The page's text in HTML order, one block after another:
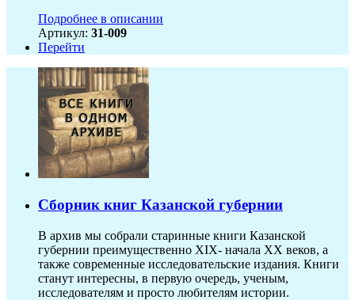
Подробнее в описании
Артикул: 31-009
Перейти
Сборник книг Казанской губернии
В архив мы собрали старинные книги Казанской
губернии преимущественно XIX- начала ХХ веков, а
также современные исследовательские издания. Книги
станут интересны, в первую очередь, ученым,
исследователям и просто любителям истории.